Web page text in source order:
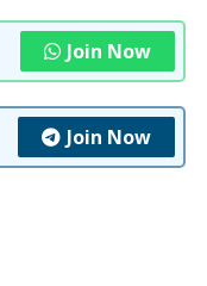
Join Now
Join Now